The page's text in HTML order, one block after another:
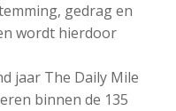
gedrag en
wordt hierdoor
jaar The Daily Mile
binnen de 135